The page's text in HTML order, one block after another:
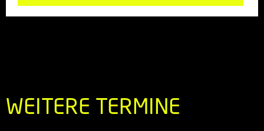
WEITERE TERMINE